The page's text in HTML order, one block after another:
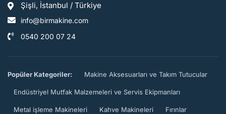
Şişli, İstanbul / Türkiye
info@birmakine.com
0540 200 07 24
Popüler Kategoriler: Makine Aksesuarları ve Takım Tutucular
Endüstriyel Mutfak Malzemeleri ve Servis Ekipmanları
Metal işleme Makineleri Kahve Makineleri Fırınlar